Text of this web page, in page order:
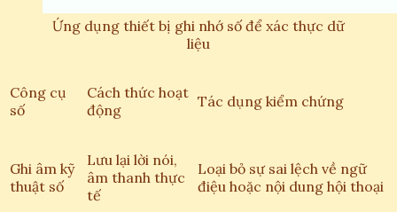
Ứng dụng thiết bị ghi nhớ số để xác thực dữ
liệu
Công cụ
số
Cách thức hoạt
động
Tác dụng kiểm chứng
Ghi âm kỹ
thuật số
Lưu lại lời nói,
âm thanh thực
tế
Loại bỏ sự sai lệch về ngữ
điệu hoặc nội dung hội thoại